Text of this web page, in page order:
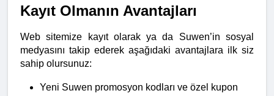
Kayıt Olmanın Avantajları
Web sitemize kayıt olarak ya da Suwen’in sosyal
medyasını takip ederek aşağıdaki avantajlara ilk siz
sahip olursunuz:
Yeni Suwen promosyon kodları ve özel kupon